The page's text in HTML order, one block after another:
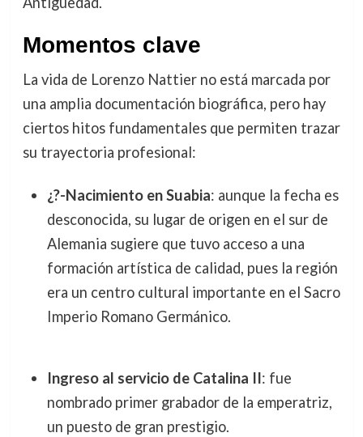
Momentos clave
La vida de Lorenzo Nattier no está marcada por
una amplia documentación biográfica, pero hay
ciertos hitos fundamentales que permiten trazar
su trayectoria profesional:
¿?-Nacimiento en Suabia: aunque la fecha es
desconocida, su lugar de origen en el sur de
Alemania sugiere que tuvo acceso a una
formación artística de calidad, pues la región
era un centro cultural importante en el Sacro
Imperio Romano Germánico.
Ingreso al servicio de Catalina II: fue
nombrado primer grabador de la emperatriz,
un puesto de gran prestigio.